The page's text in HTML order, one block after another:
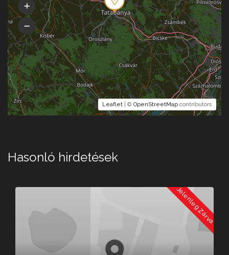
Leaflet | © OpenStreetMap contributors
Hasonló hirdetések
Jelenleg Zárva